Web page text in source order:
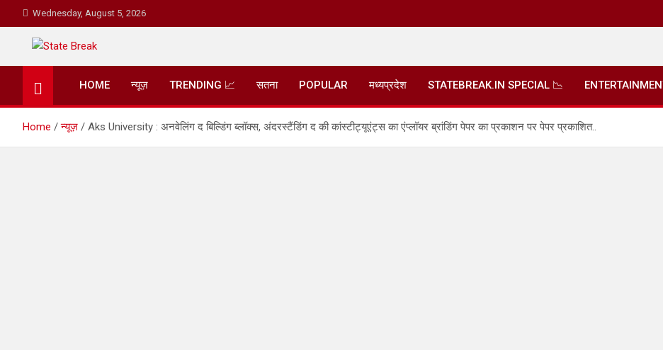
to
content
Wednesday, August 5, 2026
State Break
HOME न्यूज़ TRENDING 📈 सतना POPULAR मध्यप्रदेश STATEBREAK.IN SPECIAL 📉
Home न्यूज़ Aks University : अनवेलिंग द बिल्डिंग ब्लॉक्स, अंदरस्टैंडिंग द की कांस्टीट्यूएंट्स का एंप्लॉयर ब्रांडिंग पेपर का प्रकाशन पर पेपर प्रकाशित..